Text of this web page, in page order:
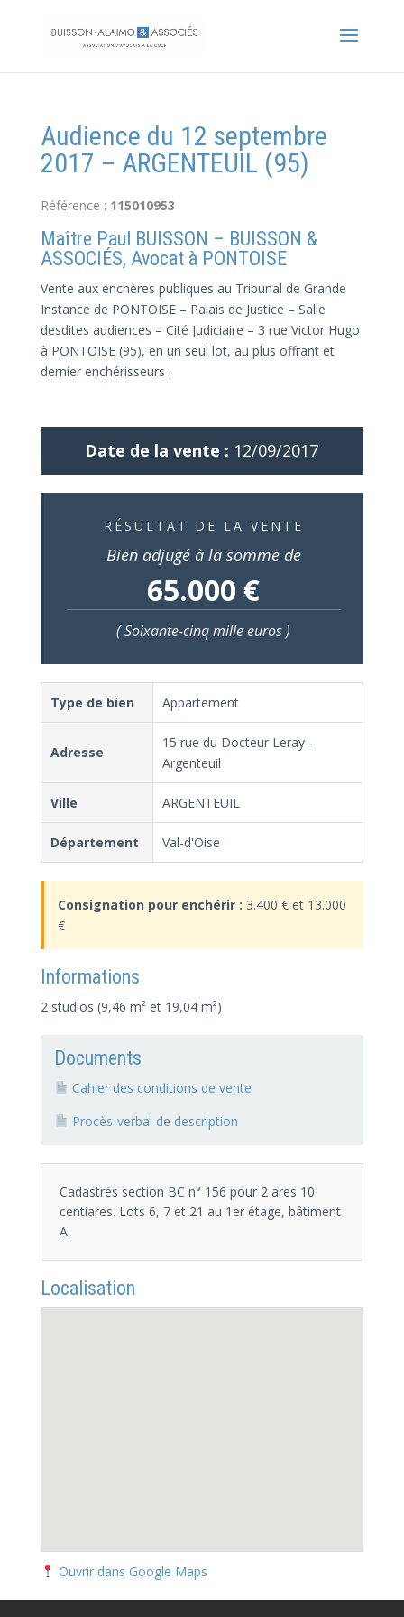
Audience du 12 septembre
2017 – ARGENTEUIL (95)
Référence : 115010953
Maître Paul BUISSON – BUISSON &
ASSOCIÉS, Avocat à PONTOISE
Vente aux enchères publiques au Tribunal de Grande
Instance de PONTOISE – Palais de Justice – Salle
desdites audiences – Cité Judiciaire – 3 rue Victor Hugo
à PONTOISE (95), en un seul lot, au plus offrant et
dernier enchérisseurs :
Date de la vente : 12/09/2017
RÉSULTAT DE LA VENTE
Bien adjugé à la somme de
65.000 €
( Soixante-cinq mille euros )
Type de bien Appartement
Adresse
15 rue du Docteur Leray -
Argenteuil
Ville ARGENTEUIL
Département Val-d'Oise
Consignation pour enchérir : 3.400 € et 13.000
€
Informations
2 studios (9,46 m² et 19,04 m²)
Documents
Cahier des conditions de vente
Procès-verbal de description
Cadastrés section BC n° 156 pour 2 ares 10
centiares. Lots 6, 7 et 21 au 1er étage, bâtiment
A.
Localisation
Ouvrir dans Google Maps